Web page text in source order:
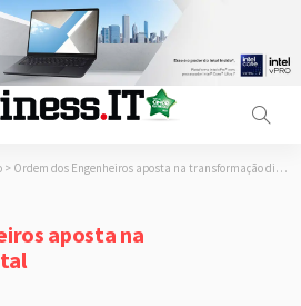
> Ordem dos Engenheiros aposta na transformação digital
aposta na